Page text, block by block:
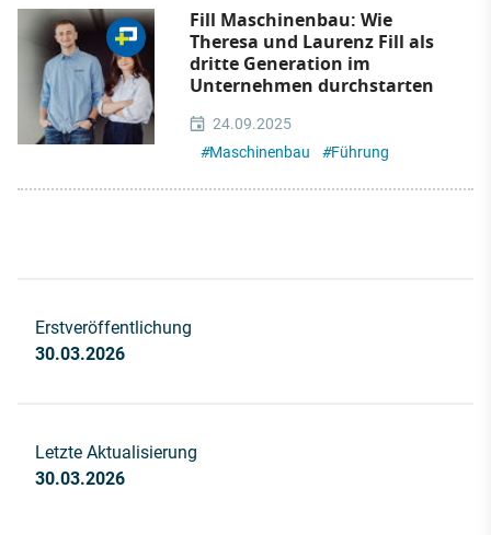
Fill Maschinenbau: Wie
Theresa und Laurenz Fill als
dritte Generation im
Unternehmen durchstarten
24.09.2025
#Maschinenbau #Führung
Erstveröffentlichung
30.03.2026
Letzte Aktualisierung
30.03.2026